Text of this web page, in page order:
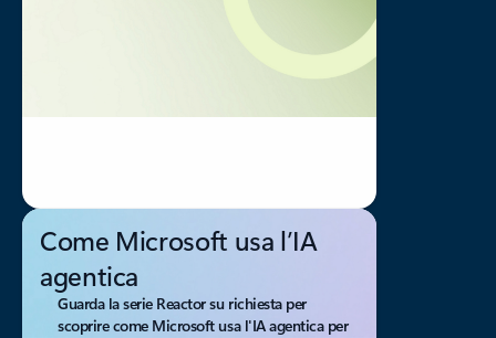
Come Microsoft usa l’IA
agentica
Guarda la serie Reactor su richiesta per
scoprire come Microsoft usa l'IA agentica per